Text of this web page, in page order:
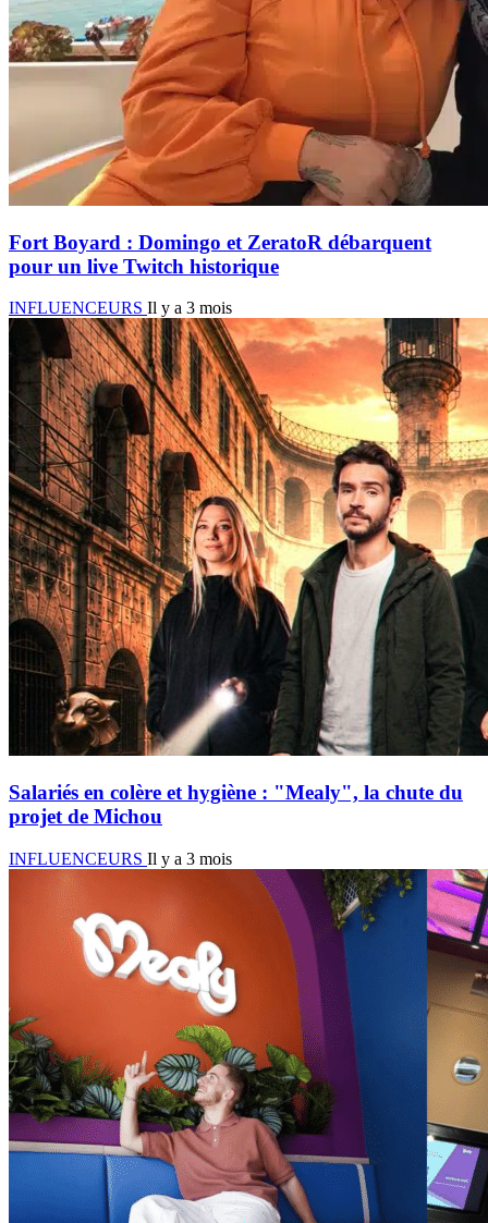
Fort Boyard : Domingo et ZeratoR débarquent
pour un live Twitch historique
INFLUENCEURS Il y a 3 mois
Salariés en colère et hygiène : "Mealy", la chute du
projet de Michou
INFLUENCEURS Il y a 3 mois